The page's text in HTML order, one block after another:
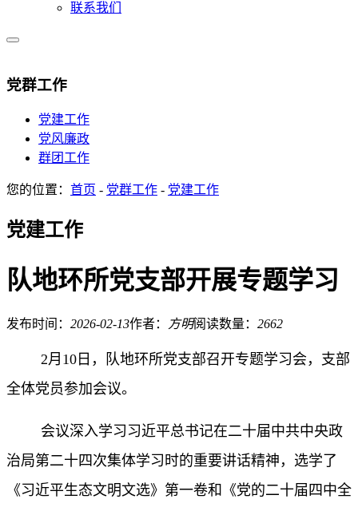
联系我们
党群工作
党建工作
党风廉政
群团工作
您的位置： 首页 - 党群工作 - 党建工作
党建工作
队地环所党支部开展专题学习
发布时间： 2026-02-13作者： 方明阅读数量： 2662
2月10日，队地环所党支部召开专题学习会，支部
全体党员参加会议。
会议深入学习习近平总书记在二十届中共中央政
治局第二十四次集体学习时的重要讲话精神，选学了
《习近平生态文明文选》第一卷和《党的二十届四中全